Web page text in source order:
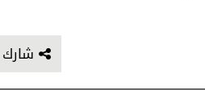
شارك